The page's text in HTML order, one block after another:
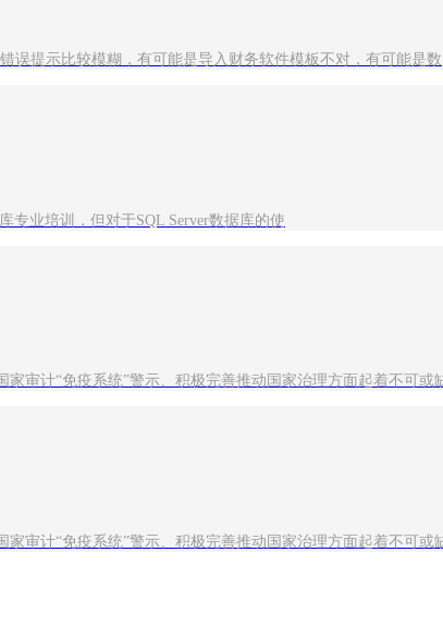
误提示比较模糊，有可能是导入财务软件模板不对，有可能是数
专业培训，但对于SQL Server数据库的使
审计“免疫系统”警示、积极完善推动国家治理方面起着不可或
审计“免疫系统”警示、积极完善推动国家治理方面起着不可或